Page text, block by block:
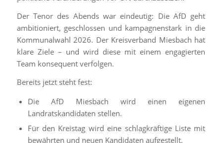
Der Tenor des Abends war eindeutig: Die AfD geht
ambitioniert, geschlossen und kampagnenstark in die
Kommunalwahl 2026. Der Kreisverband Miesbach hat
klare Ziele – und wird diese mit einem engagierten
Team konsequent verfolgen.
Bereits jetzt steht fest:
Die AfD Miesbach wird einen eigenen
Landratskandidaten stellen.
Für den Kreistag wird eine schlagkräftige Liste mit
bewährten und neuen Kandidaten aufgestellt.